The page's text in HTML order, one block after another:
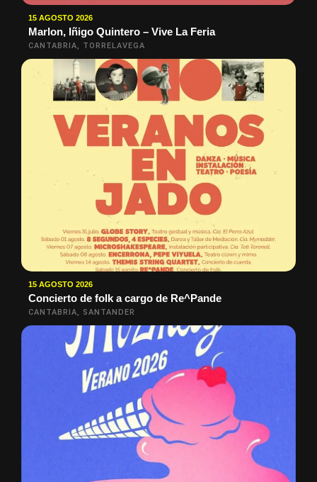
15 AGOSTO 2026
Marlon, Iñigo Quintero – Vive La Feria
CANTABRIA, TORRELAVEGA
15 AGOSTO 2026
Concierto de folk a cargo de Re^Pande
CANTABRIA, SANTANDER